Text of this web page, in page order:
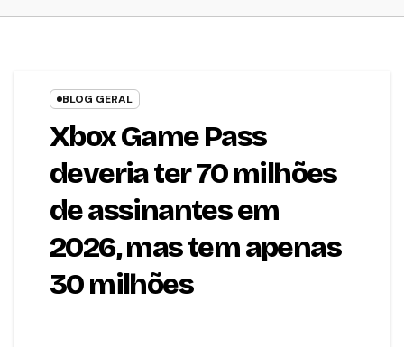
BLOG GERAL
Xbox Game Pass
deveria ter 70 milhões
de assinantes em
2026, mas tem apenas
30 milhões